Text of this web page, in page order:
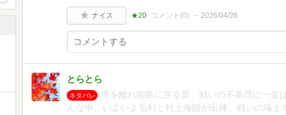
ナイス ★20 コメント(0) 2026/04/26
とらとら
ネタバレ
堺を離れ能島に戻る景。戦いの不条理に一度
んな中、いよいよ毛利と村上海賊が出陣。戦いの場